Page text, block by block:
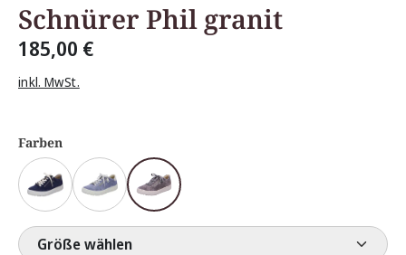
Schnürer Phil granit
185,00 €
inkl. MwSt.
Farben
Größe wählen